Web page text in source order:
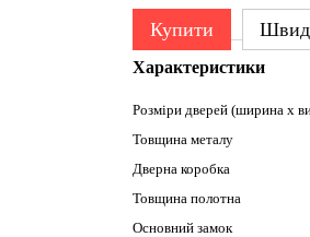
Купити
Характеристики
Розміри дверей (ширина х
Товщина металу
Дверна коробка
Товщина полотна
Основний замок